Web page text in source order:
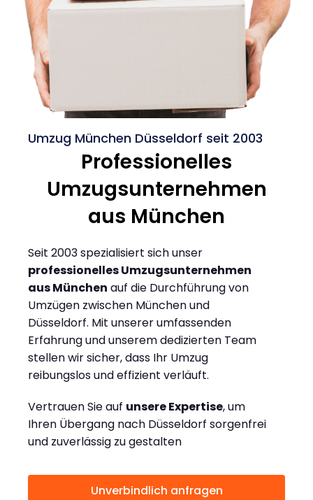
Umzug München Düsseldorf seit 2003
Professionelles
Umzugsunternehmen
aus München
Seit 2003 spezialisiert sich unser
professionelles Umzugsunternehmen
aus München auf die Durchführung von
Umzügen zwischen München und
Düsseldorf. Mit unserer umfassenden
Erfahrung und unserem dedizierten Team
stellen wir sicher, dass Ihr Umzug
reibungslos und effizient verläuft.
Vertrauen Sie auf unsere Expertise, um
Ihren Übergang nach Düsseldorf sorgenfrei
und zuverlässig zu gestalten
Unverbindlich anfragen